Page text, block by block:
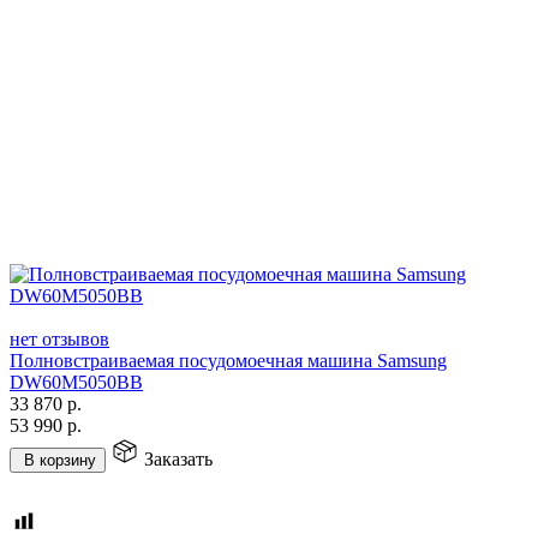
нет отзывов
Полновстраиваемая посудомоечная машина Samsung
DW60M5050BB
33 870 р.
53 990 р.
В корзину Заказать